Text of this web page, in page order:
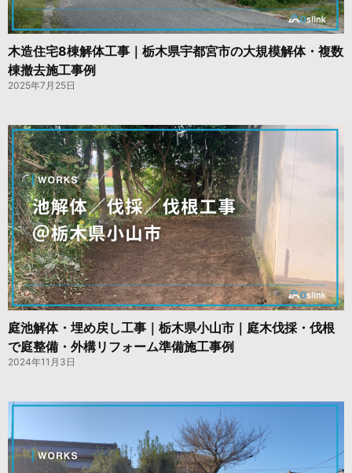
木造住宅8棟解体工事｜栃木県宇都宮市の大規模解体・複数
棟撤去施工事例
2025年7月25日
庭池解体・埋め戻し工事｜栃木県小山市｜庭木伐採・伐根
で庭整備・外構リフォーム準備施工事例
2024年11月3日